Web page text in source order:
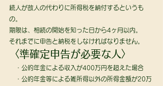
続人が故人の代わりに所得税を納付するというも
の。
期限は、相続の開始を知った日から4ヶ月以内。
それまでに申告と納税をしなければなりません。
〈準確定申告が必要な人〉
・公的年金による収入が400万円を超えた場合
・公的年金等による雑所得以外の所得金額が20万